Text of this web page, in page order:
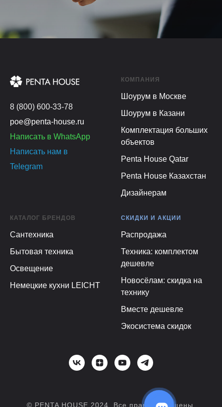
8 (800) 600-33-78
poe@penta-house.ru
Написать в WhatsApp
Написать нам в
Telegram
КОМПАНИЯ
Шоурум в Москве
Шоурум в Казани
Комплектация больших
объектов
Penta House Qatar
Penta House Казахстан
Дизайнерам
КАТАЛОГ БРЕНДОВ
Сантехника
Бытовая техника
Освещение
Немецкие кухни LEICHT
СКИДКИ И АКЦИИ
Распродажа
Техника: комплектом
дешевле
Новосёлам: скидка на
технику
Вместе дешевле
Экосистема скидок
© PENTA HOUSE 2024. Все права защищены.